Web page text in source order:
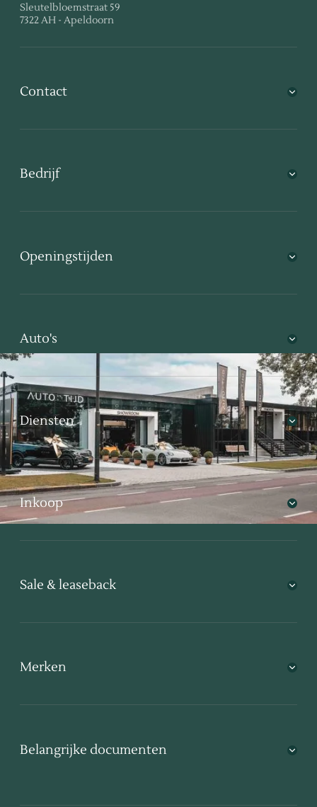
Sleutelbloemstraat 59
7322 AH - Apeldoorn
Contact
Bedrijf
Openingstijden
Auto's
Diensten
Inkoop
Sale & leaseback
Merken
Belangrijke documenten